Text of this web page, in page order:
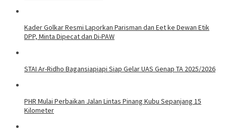
Kader Golkar Resmi Laporkan Parisman dan Eet ke Dewan Etik
DPP, Minta Dipecat dan Di-PAW
STAI Ar-Ridho Bagansiapiapi Siap Gelar UAS Genap TA 2025/2026
PHR Mulai Perbaikan Jalan Lintas Pinang Kubu Sepanjang 15
Kilometer